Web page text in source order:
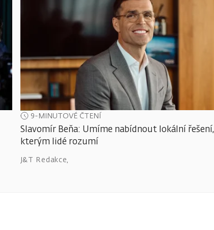
9-MINUTOVÉ ČTENÍ
Slavomír Beňa: Umíme nabídnout lokální řešení,
kterým lidé rozumí
J&T Redakce,